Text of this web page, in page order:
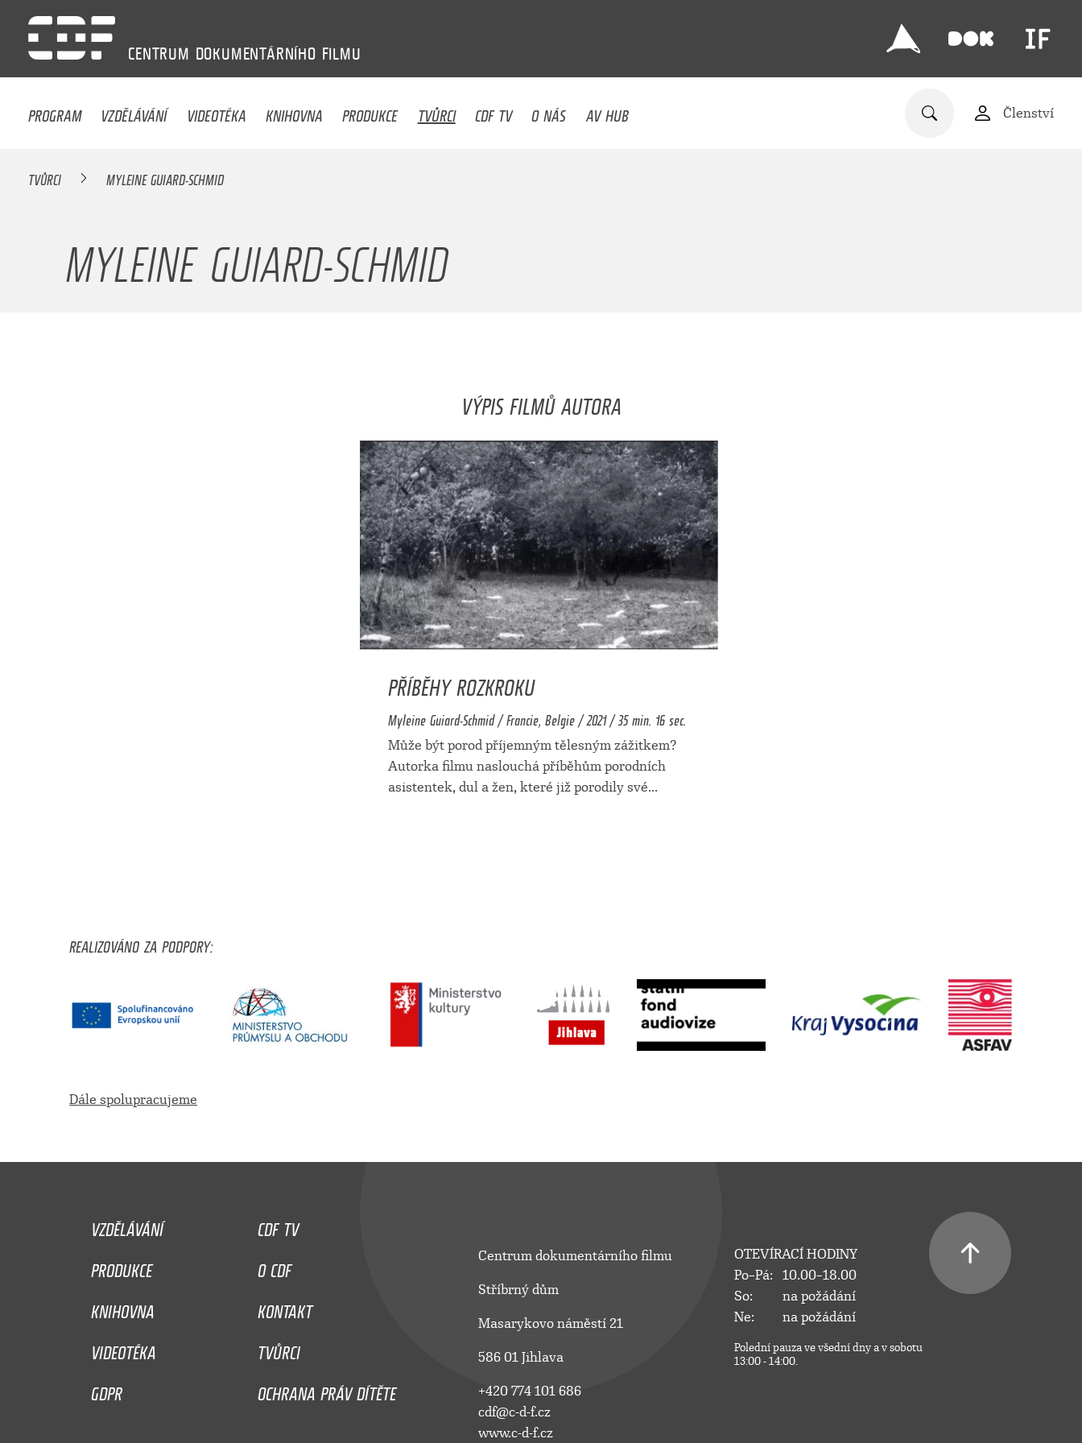
CENTRUM DOKUMENTÁRNÍHO FILMU
PROGRAM VZDĚLÁVÁNÍ VIDEOTÉKA KNIHOVNA PRODUKCE TVŮRCI CDF TV O NÁS AV HUB Členství
TVŮRCI MYLEINE GUIARD-SCHMID
MYLEINE GUIARD-SCHMID
VÝPIS FILMŮ AUTORA
PŘÍBĚHY ROZKROKU
Myleine Guiard-Schmid / Francie, Belgie / 2021 / 35 min. 16 sec.
Může být porod příjemným tělesným zážitkem?
Autorka filmu naslouchá příběhům porodních
asistentek, dul a žen, které již porodily své...
REALIZOVÁNO ZA PODPORY:
Dále spolupracujeme
VZDĚLÁVÁNÍ
CDF TV
PRODUKCE
O CDF
KNIHOVNA
KONTAKT
VIDEOTÉKA
TVŮRCI
GDPR
OCHRANA PRÁV DÍTĚTE
Centrum dokumentárního filmu
Stříbrný dům
Masarykovo náměstí 21
586 01 Jihlava
+420 774 101 686
cdf@c-d-f.cz
www.c-d-f.cz
OTEVÍRACÍ HODINY
Po–Pá:
10.00–18.00
So:
na požádání
Ne:
na požádání
Polední pauza ve všední dny a v sobotu
13:00 - 14:00.